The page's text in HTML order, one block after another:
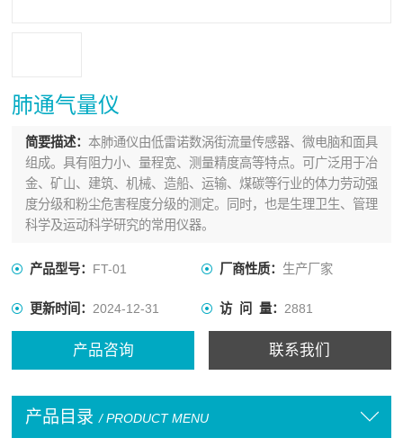
肺通气量仪
简要描述： 本肺通仪由低雷诺数涡街流量传感器、微电脑和面具
组成。具有阻力小、量程宽、测量精度高等特点。可广泛用于冶
金、矿山、建筑、机械、造船、运输、煤碳等行业的体力劳动强
度分级和粉尘危害程度分级的测定。同时，也是生理卫生、管理
科学及运动科学研究的常用仪器。
产品型号： FT-01 厂商性质： 生产厂家
更新时间：2024-12-31 访 问 量： 2881
产品咨询 联系我们
产品目录 / PRODUCT MENU